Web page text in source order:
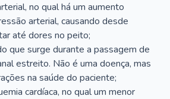
no qual há um aumento
arterial, causando desde
até dores no peito;
que surge durante a passagem de
estreito. Não é uma doença, mas
na saúde do paciente;
cardíaca, no qual um menor